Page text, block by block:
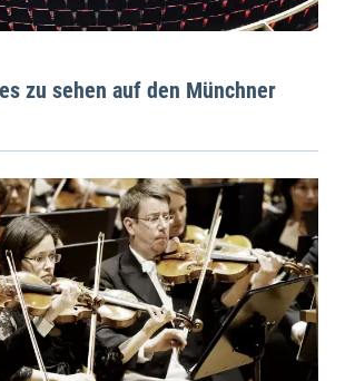
zu sehen auf den Münchner